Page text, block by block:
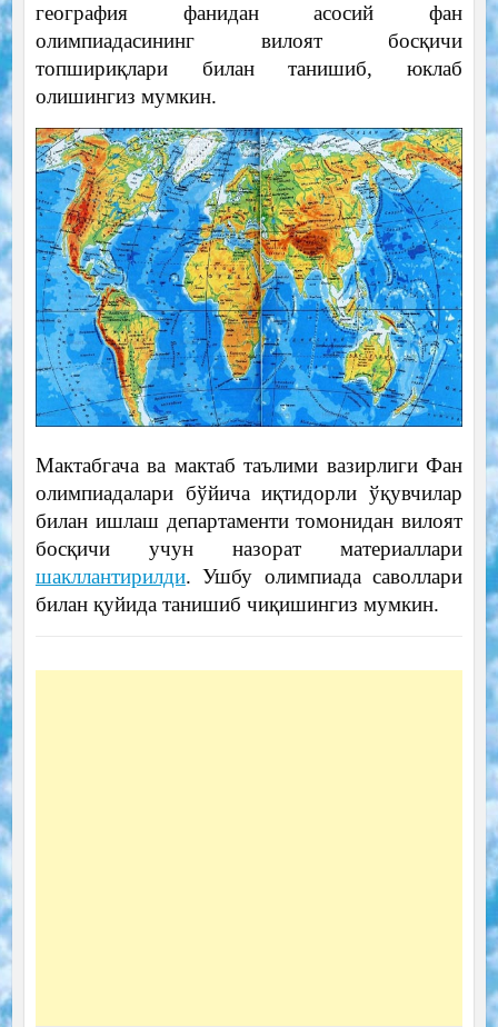
география фанидан асосий фан
олимпиадасининг вилоят босқичи
топшириқлари билан танишиб, юклаб
олишингиз мумкин.
Мактабгача ва мактаб таълими вазирлиги Фан
олимпиадалари бўйича иқтидорли ўқувчилар
билан ишлаш департаменти томонидан вилоят
босқичи учун назорат материаллари
шакллантирилди. Ушбу олимпиада саволлари
билан қуйида танишиб чиқишингиз мумкин.